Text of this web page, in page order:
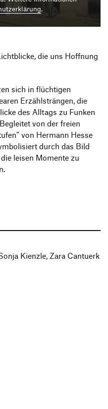
.
die uns Hoffnung
sich in flüchtigen
Erzählsträngen, die
des Alltags zu Funken
von der freien
von Hermann Hesse
durch das Bild
leisen Momente zu
Kienzle, Zara Cantuerk